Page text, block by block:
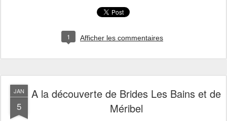
1 Afficher les commentaires
JAN
5
A la découverte de Brides Les Bains et de
Méribel